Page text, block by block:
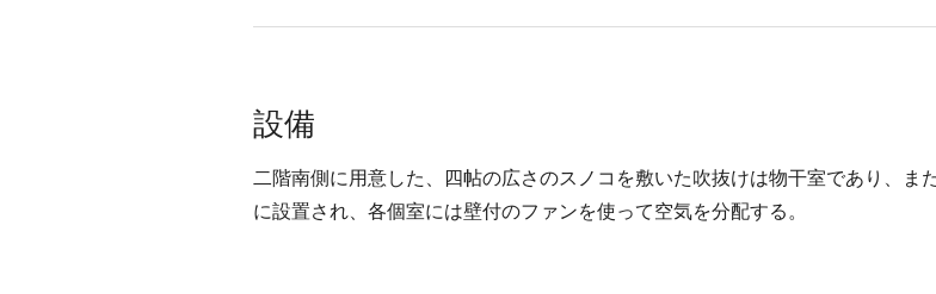
設備
二階南側に用意した、四帖の広さのスノコを敷いた吹抜けは物干室であり、ま
に設置され、各個室には壁付のファンを使って空気を分配する。